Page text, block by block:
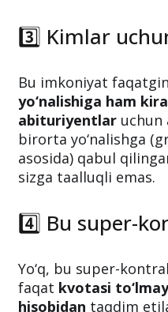
bormoqda.
Rasmiy
qo‘shimcha
3️⃣ Kimlar
Bu imkoniyat
yo‘nalishiga ham
abituriyentlar uchun
asosida) qabul
sizga taalluqli emas.
4️⃣ Bu super-